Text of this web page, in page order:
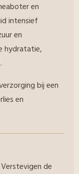
en
intensief
en
hydratatie,
bij een
en
de